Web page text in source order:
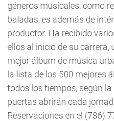
géneros musicales, como
baladas, es además de
productor. Ha recibido
ellos al inicio de su
mejor álbum de música
la lista de los 500 mejores
todos los tiempos, según
puertas abrirán cada
Reservaciones en el (786)